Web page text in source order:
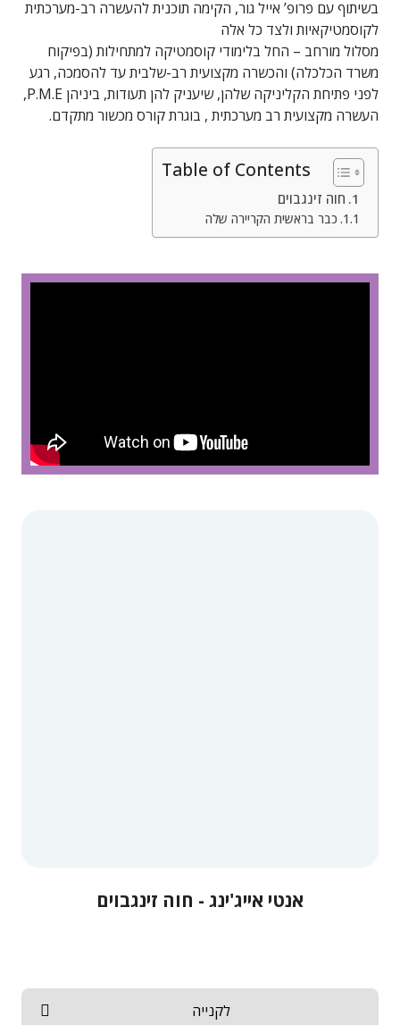
בשיתוף עם פרופ’ אייל גור, הקימה תוכנית להעשרה רב-מערכתית
לקוסמטיקאיות ולצד כל אלה
מסלול מורחב – החל בלימודי קוסמטיקה למתחילות (בפיקוח
משרד הכלכלה) והכשרה מקצועית רב-שלבית עד להסמכה, רגע
לפני פתיחת הקליניקה שלהן, שיעניק להן תעודות, ביניהן P.M.E,
העשרה מקצועית רב מערכתית , בוגרת קורס מכשור מתקדם.
Table of Contents
חוה זינגבוים
כבר בראשית הקריירה שלה
אנטי אייג'ינג - חוה זינגבוים
לקנייה